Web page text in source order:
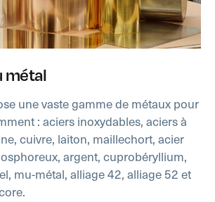
métal
une vaste gamme de métaux pour
: aciers inoxydables, aciers à
cuivre, laiton, maillechort, acier
argent, cuprobéryllium,
mu-métal, alliage 42, alliage 52 et